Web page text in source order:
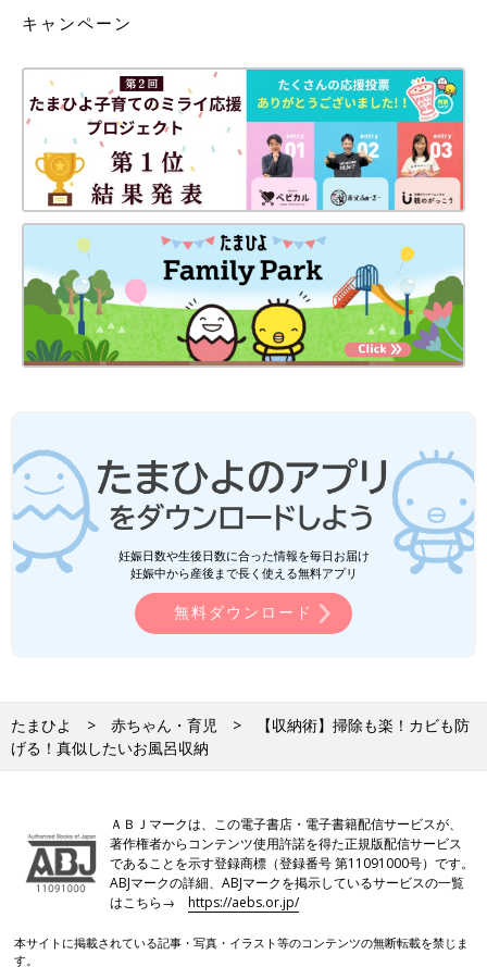
キャンペーン
妊娠日数や生後日数に合った情報を毎日お届け
妊娠中から産後まで長く使える無料アプリ
無料ダウンロード
たまひよ 赤ちゃん・育児
【収納術】掃除も楽！カビも防
げる！真似したいお風呂収納
ＡＢＪマークは、この電子書店・電子書籍配信サービスが、
著作権者からコンテンツ使用許諾を得た正規版配信サービス
であることを示す登録商標（登録番号 第11091000号）です。
ABJマークの詳細、ABJマークを掲示しているサービスの一覧
はこちら→https://aebs.or.jp/
本サイトに掲載されている記事・写真・イラスト等のコンテンツの無断転載を禁じま
す。